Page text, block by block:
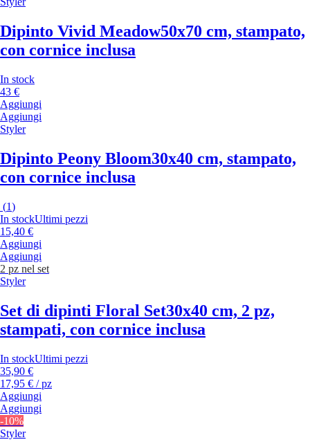
Dipinto Vivid Meadow50x70 cm, stampato,
con cornice inclusa
In stock
43 €
Aggiungi
Aggiungi
Styler
Dipinto Peony Bloom30x40 cm, stampato,
con cornice inclusa
(1)
In stockUltimi pezzi
15,40 €
Aggiungi
Aggiungi
2 pz nel set
Styler
Set di dipinti Floral Set30x40 cm, 2 pz,
stampati, con cornice inclusa
In stockUltimi pezzi
35,90 €
17,95 € / pz
Aggiungi
Aggiungi
-10%
Styler